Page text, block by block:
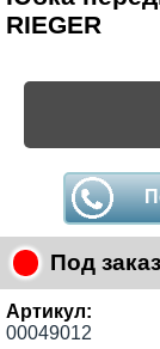
RIEGER
Под заказ
Артикул:
00049012